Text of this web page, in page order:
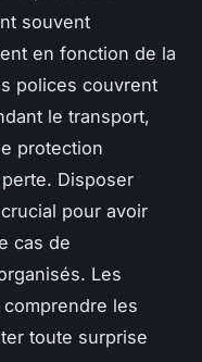
souvent
en fonction de la
polices couvrent
le transport,
protection
Disposer
pour avoir
cas de
Les
les
toute surprise